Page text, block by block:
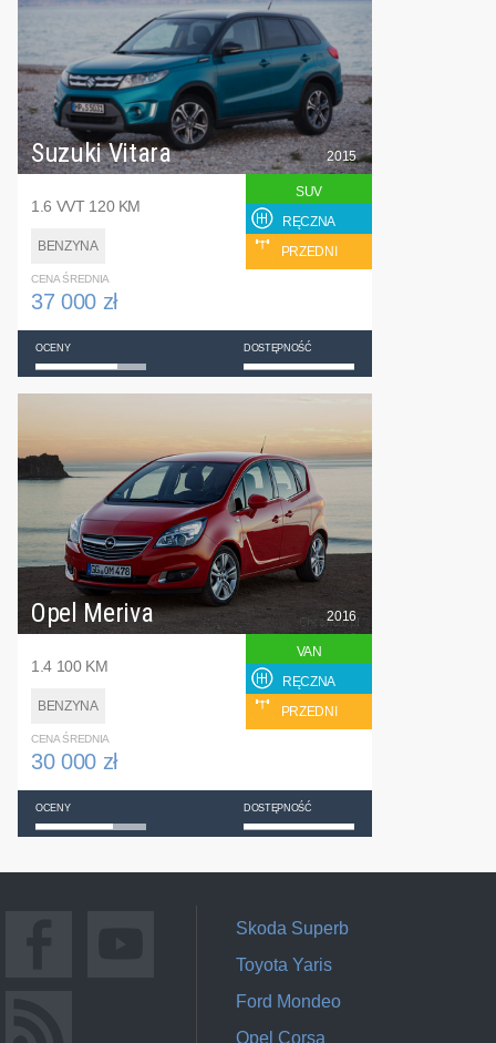
Suzuki Vitara
1.6 VVT 120 KM
BENZYNA
2015
SUV
RĘCZNA
PRZEDNI
CENA ŚREDNIA
37 000 zł
OCENY DOSTĘPNOŚĆ
Opel Meriva
1.4 100 KM
BENZYNA
2016
VAN
RĘCZNA
PRZEDNI
CENA ŚREDNIA
30 000 zł
OCENY DOSTĘPNOŚĆ
Skoda Superb
Toyota Yaris
Ford Mondeo
Opel Corsa